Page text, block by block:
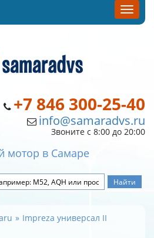
+7 846 300-25-40
info@samaradvs.ru
Звоните с 8:00 до 20:00
мотор в Самаре
Impreza универсал II